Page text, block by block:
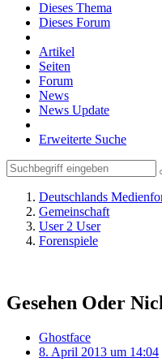
Dieses Thema
Dieses Forum
Artikel
Seiten
Forum
News
News Update
Erweiterte Suche
Deutschlands
Gemeinschaft
User 2 User
Forenspiele
Gesehen Oder
Ghostface
8. April 2013 um 14:04